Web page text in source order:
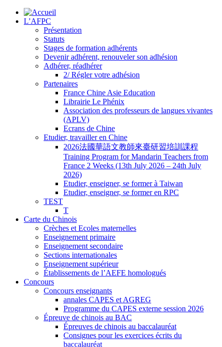
L’AFPC
Présentation
Statuts
Stages de formation adhérents
Devenir adhérent, renouveler son adhésion
Adhérer, réadhérer
2/ Régler votre adhésion
Partenaires
France Chine Asie Education
Librairie Le Phénix
Association des professeurs de langues vivantes
(APLV)
Ecrans de Chine
Etudier, travailler en Chine
2026法國華語文教師來臺研習培訓課程
Training Program for Mandarin Teachers from
France 2 Weeks (13th July 2026 – 24th July
2026)
Etudier, enseigner, se former à Taiwan
Etudier, enseigner, se former en RPC
TEST
T
Carte du Chinois
Crèches et Ecoles maternelles
Enseignement primaire
Enseignement secondaire
Sections internationales
Enseignement supérieur
Établissements de l’AEFE homologués
Concours
Concours enseignants
annales CAPES et AGREG
Programme du CAPES externe session 2026
Épreuve de chinois au BAC
Épreuves de chinois au baccalauréat
Consignes pour les exercices écrits du
baccalauréat